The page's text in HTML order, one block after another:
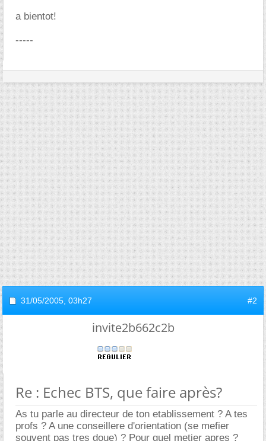
a bientot!
-----
31/05/2005, 03h27 #2
invite2b662c2b
Re : Echec BTS, que faire après?
As tu parle au directeur de ton etablissement ? A tes
profs ? A une conseillere d'orientation (se mefier
souvent pas tres doue) ? Pour quel metier apres ?